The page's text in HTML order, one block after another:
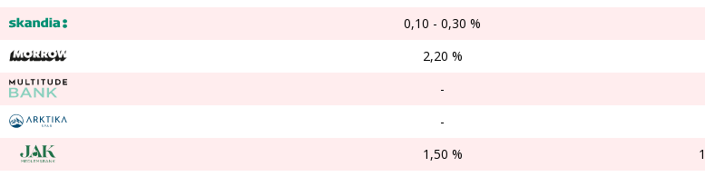
0,10 - 0,30 %
2,20 %
-
-
1,50 %